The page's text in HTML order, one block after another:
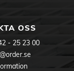
OSS
- 25 23 00